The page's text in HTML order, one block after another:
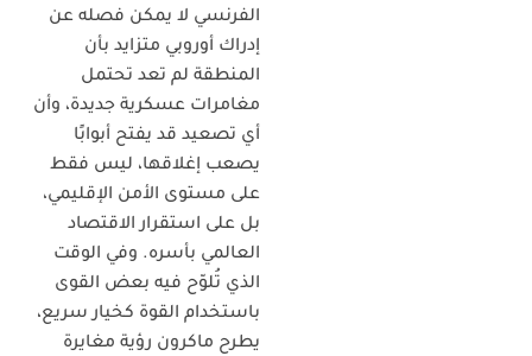
الفرنسي لا يمكن فصله عن
إدراك أوروبي متزايد بأن
المنطقة لم تعد تحتمل
مغامرات عسكرية جديدة، وأن
أي تصعيد قد يفتح أبوابًا
يصعب إغلاقها، ليس فقط
على مستوى الأمن الإقليمي،
بل على استقرار الاقتصاد
العالمي بأسره. وفي الوقت
الذي تُلوّح فيه بعض القوى
باستخدام القوة كخيار سريع،
يطرح ماكرون رؤية مغايرة